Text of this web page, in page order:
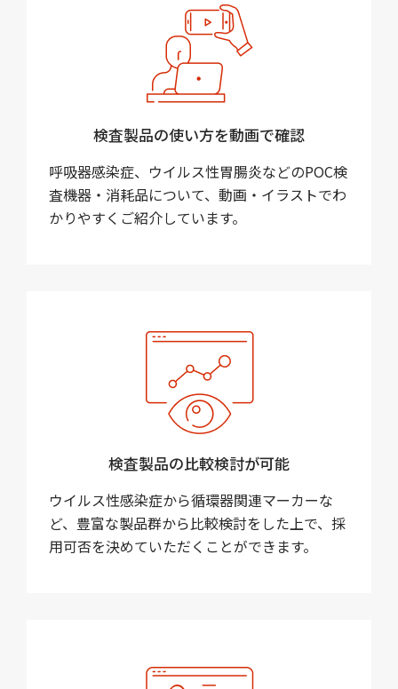
検査製品の使い方を動画で確認
呼吸器感染症、ウイルス性胃腸炎などのPOC検
査機器・消耗品について、動画・イラストでわ
かりやすくご紹介しています。
検査製品の比較検討が可能
ウイルス性感染症から循環器関連マーカーな
ど、豊富な製品群から比較検討をした上で、採
用可否を決めていただくことができます。